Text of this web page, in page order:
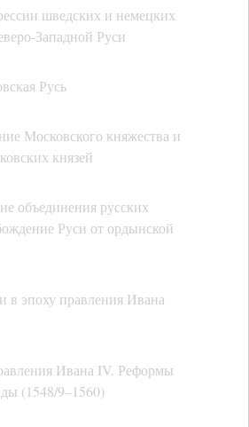
шведских и немецких
Западной Руси
Русь
Московского княжества и
князей
объединения русских
Руси от ордынской
в эпоху правления Ивана
Ивана IV. Реформы
(1548/9–1560)